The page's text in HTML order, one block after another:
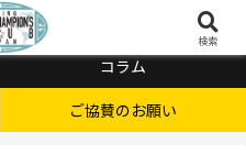
コラム
ご協賛のお願い
検索